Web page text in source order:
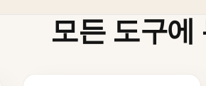
모든 도구에